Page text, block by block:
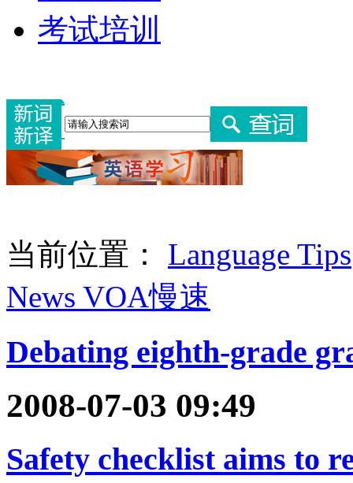
考试培训
当前位置： Language Tips
News VOA慢速
Debating eighth-grade
2008-07-03 09:49
Safety checklist aims to